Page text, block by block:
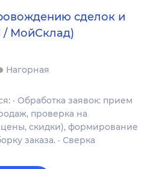
сделок и
/ МойСклад)
Нагорная
· Обработка заявок: прием
проверка на
цены, скидки), формирование
заказа. · Сверка